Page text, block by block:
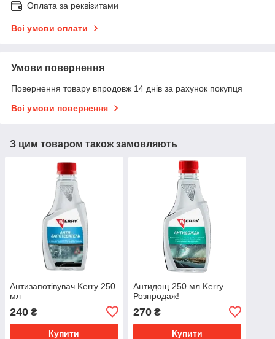
Оплата за реквізитами
Всі умови оплати
Умови повернення
Повернення товару впродовж 14 днів за рахунок покупця
Всі умови повернення
З цим товаром також замовляють
Антизапотівувач Kerry 250
мл
240 ₴
Купити
Антидощ 250 мл Kerry
Розпродаж!
270₴
Купити